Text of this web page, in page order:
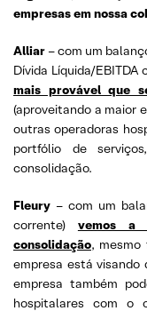
empresas em nossa
Alliar – com um
Dívida Líquida/
mais provável que
(aproveitando a maior
outras operadoras
portfólio de
consolidação.
Fleury – com um
corrente) vemos a
consolidação, mesmo
empresa está visando
empresa também
hospitalares com o